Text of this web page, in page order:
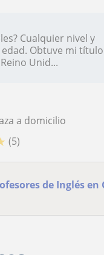
Cualquier nivel y
Obtuve mi título
Unid...
a domicilio
(5)
de Inglés en